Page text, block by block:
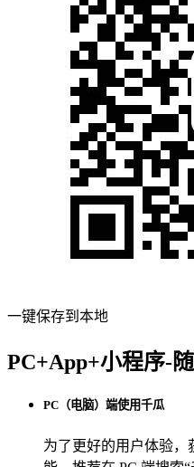
一键保存到本地
PC+App+小程序-
PC（电脑）端使用千瓜
为了更好的用户体验，